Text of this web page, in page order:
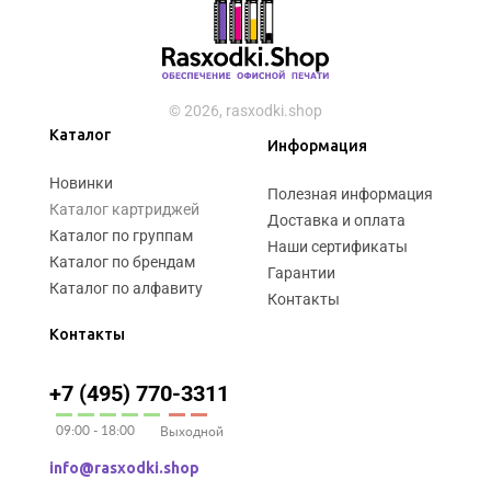
© 2026, rasxodki.shop
Каталог
Новинки
Каталог картриджей
Каталог по группам
Каталог по брендам
Каталог по алфавиту
Информация
Полезная информация
Доставка и оплата
Наши сертификаты
Гарантии
Контакты
Контакты
+7 (495) 770-3311
09:00 - 18:00 Выходной
info@rasxodki.shop